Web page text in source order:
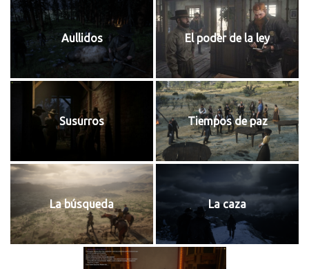
Aullidos El poder de la ley
Susurros Tiempos de paz
La búsqueda La caza